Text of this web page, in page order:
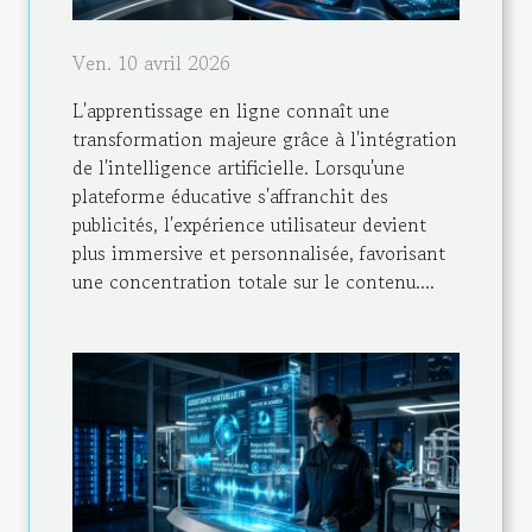
Ven. 10 avril 2026
L'apprentissage en ligne connaît une
transformation majeure grâce à l'intégration
de l'intelligence artificielle. Lorsqu'une
plateforme éducative s'affranchit des
publicités, l'expérience utilisateur devient
plus immersive et personnalisée, favorisant
une concentration totale sur le contenu....